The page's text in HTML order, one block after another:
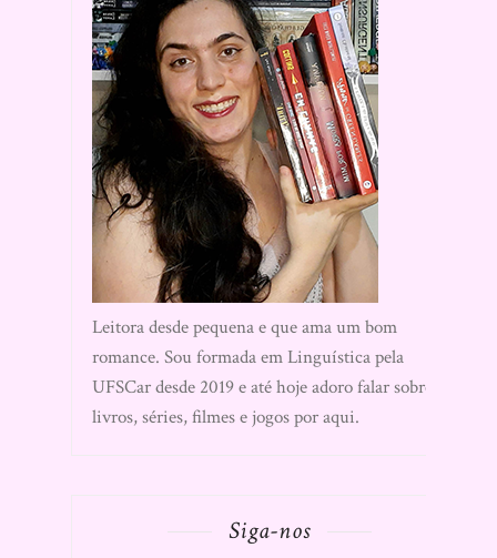
Leitora desde pequena e que ama um bom
romance. Sou formada em Linguística pela
UFSCar desde 2019 e até hoje adoro falar sobre
livros, séries, filmes e jogos por aqui.
Siga-nos